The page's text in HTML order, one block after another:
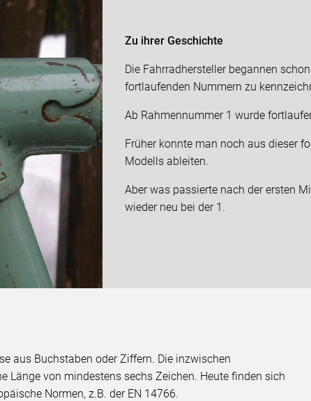
Zu ihrer Geschichte
Die Fahrradhersteller begannen
fortlaufenden Nummern zu
Ab Rahmennummer 1 wurde
Früher konnte man noch aus dieser
Modells ableiten.
Aber was passierte nach der ersten
wieder neu bei der 1.
aus Buchstaben oder Ziffern. Die inzwischen
Länge von mindestens sechs Zeichen. Heute finden sich
Normen, z.B. der EN 14766.